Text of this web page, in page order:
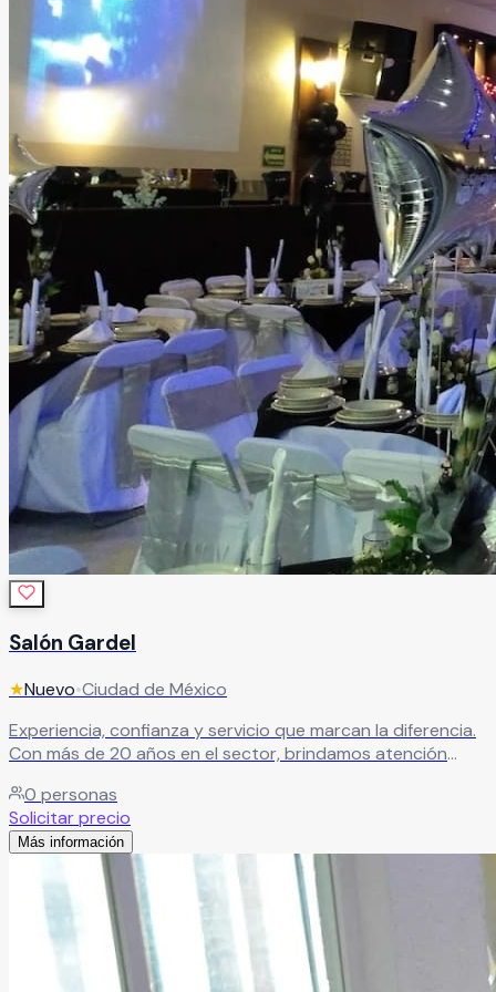
audiovisuales profesionales. Pensando en la comodidad de
todos los asistentes, contamos con estacionamiento,
servicio de valet parking, baños dobles, áreas lounge,
cocina, Wi-Fi, mobiliario completo, iluminación profesional,
sonido, DJ, barra de bebidas, catering, decoración,
personal de apoyo, seguridad y limpieza, para que tú solo
te preocupes por disfrutar. Ubicado en una zona
estratégica de Tlalnepantla, nuestro salón ofrece la
combinación ideal entre fácil acceso y la privacidad que
merece un evento especial. Más que un salón de eventos,
ofrecemos un espacio donde la tecnología, el diseño y el
mejor ambiente se unen para crear celebraciones
memorables que tus invitados recordarán mucho después
de que termine la fiesta.Leer más
Salón Gardel
★Nuevo•Ciudad de México
Experiencia, confianza y servicio que marcan la diferencia.
Con más de 20 años en el sector, brindamos atención
exitosos.Leer más
0 personas
Solicitar precio
Más información